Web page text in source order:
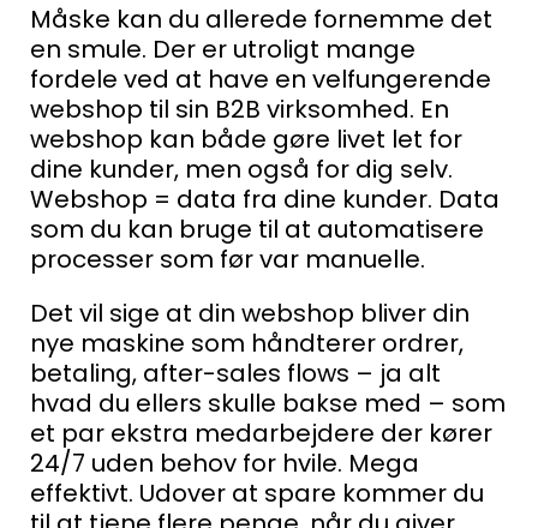
Måske kan du allerede fornemme det
en smule. Der er utroligt mange
fordele ved at have en velfungerende
webshop til sin B2B virksomhed. En
webshop kan både gøre livet let for
dine kunder, men også for dig selv.
Webshop = data fra dine kunder. Data
som du kan bruge til at automatisere
processer som før var manuelle.
Det vil sige at din webshop bliver din
nye maskine som håndterer ordrer,
betaling, after-sales flows – ja alt
hvad du ellers skulle bakse med – som
et par ekstra medarbejdere der kører
24/7 uden behov for hvile. Mega
effektivt. Udover at spare kommer du